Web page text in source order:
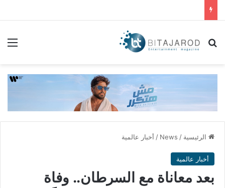
بحث عن
الرئيسية /
News
/ أخبار عالمية
أخبار عالمية
بعد معاناة مع السرطان.. وفاة